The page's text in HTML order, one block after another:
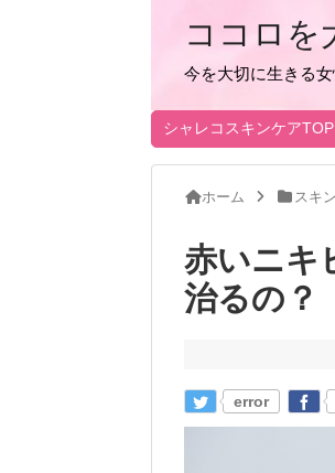
ココロ
今を大切に生きる
シャレコスキンケアTOP
ホーム スキ
赤いニキ
治るの？
error